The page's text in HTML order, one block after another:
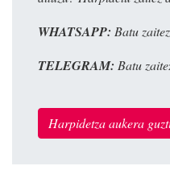
WHATSAPP: Batu zaitez
TELEGRAM: Batu
Harpidetza aukera